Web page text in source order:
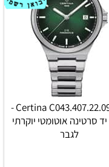
Certina C043.407.22.091.00 -
סרטינה אוטומטי יוקרתי
לגבר